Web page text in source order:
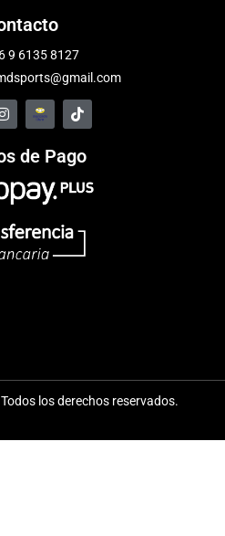
9 6135 8127
de Pago
los derechos reservados.